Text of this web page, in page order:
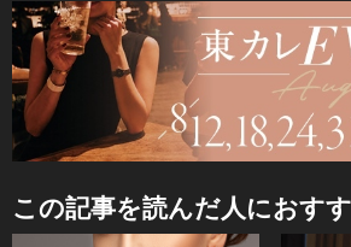
この記事を読んだ人におす